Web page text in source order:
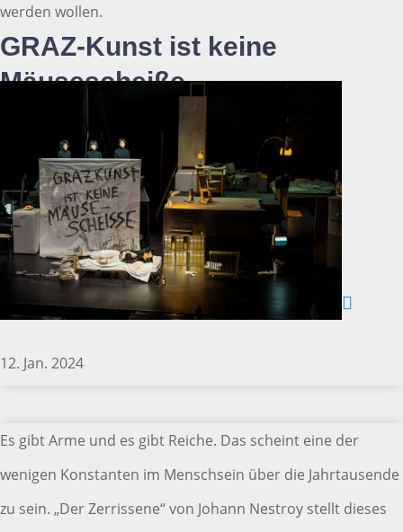
GRAZ-Kunst ist keine
Mäusescheiße
12. Jan. 2024
werden wollen.
Es gibt Arme und es gibt Reiche. Das scheint eine der
wenigen Konstanten im Menschsein über die Jahrtausende
zu sein. „Der Zerrissene“ von Johann Nestroy stellt dieses